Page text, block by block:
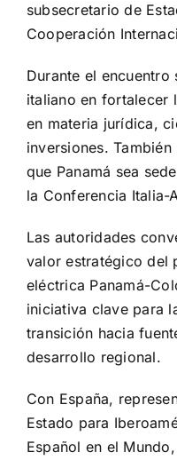
subsecretario de
Cooperación
Durante el
italiano en fortalecer
en materia jurídica,
inversiones.
que Panamá sea
la Conferencia Italia-
Las autoridades
valor estratégico del
eléctrica Panamá-
iniciativa clave para
transición hacia
desarrollo regional.
Con España,
Estado para
Español en el